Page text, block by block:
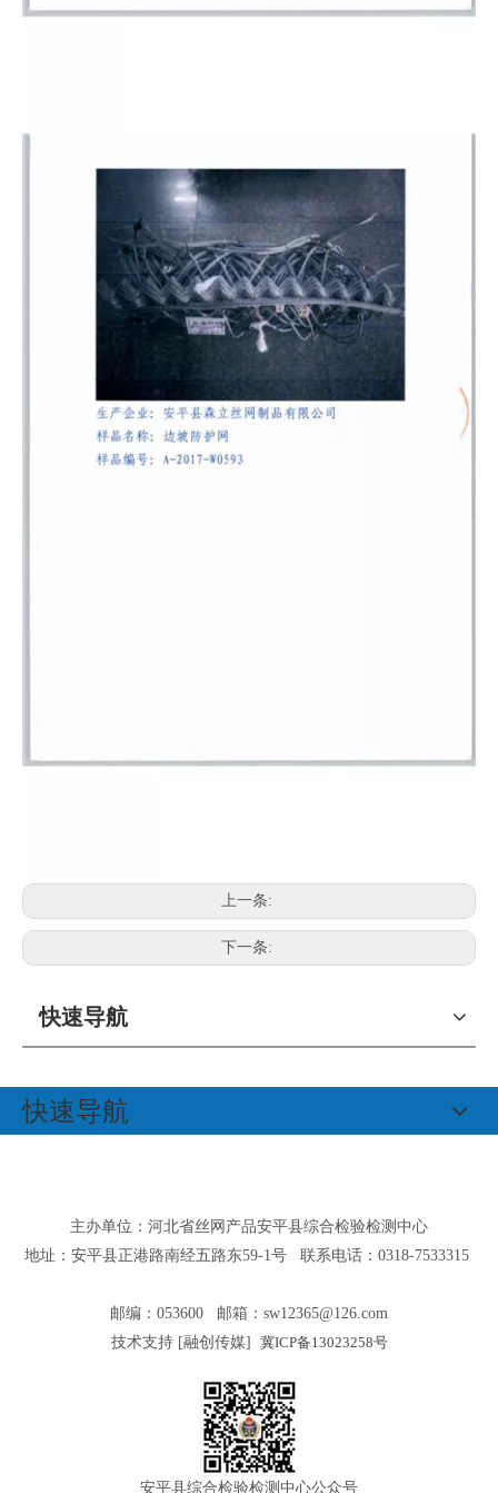
上一条:
下一条:
快速导航
快速导航
主办单位：河北省丝网产品安平县综合检验检测中心
地址：安平县正港路南经五路东59-1号 联系电话：0318-7533315
邮编：053600 邮箱： sw12365@126.com
技术支持 [融创传媒] 冀ICP备13023258号
安平县综合检验检测中心公众号